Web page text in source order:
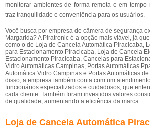
monitorar ambientes de forma remota e em
traz tranquilidade e conveniência para os usuários.
Você busca por empresa de câmera de segurança
Margarida? A Piratronic é a opção mais viável, já
como o de Loja de Cancela Automática Piracicaba,
para Estacionamento Piracicaba, Loja de Cancela
Estacionamento Piracicaba, Cancelas para
Vidro Automáticas Campinas, Portas Automáticas
Automática Vidro Campinas e Portas Automáticas
disso, a empresa também conta com um
funcionários especializados e cuidadosos, que
cada cliente. Também foram investidos valores
de qualidade, aumentando a eficiência da marca.
Loja de Cancela Automática